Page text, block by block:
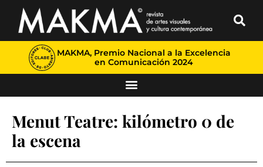
MAKMA, Premio Nacional a la Excelencia
en Comunicación 2024
Menut Teatre: kilómetro 0 de
la escena